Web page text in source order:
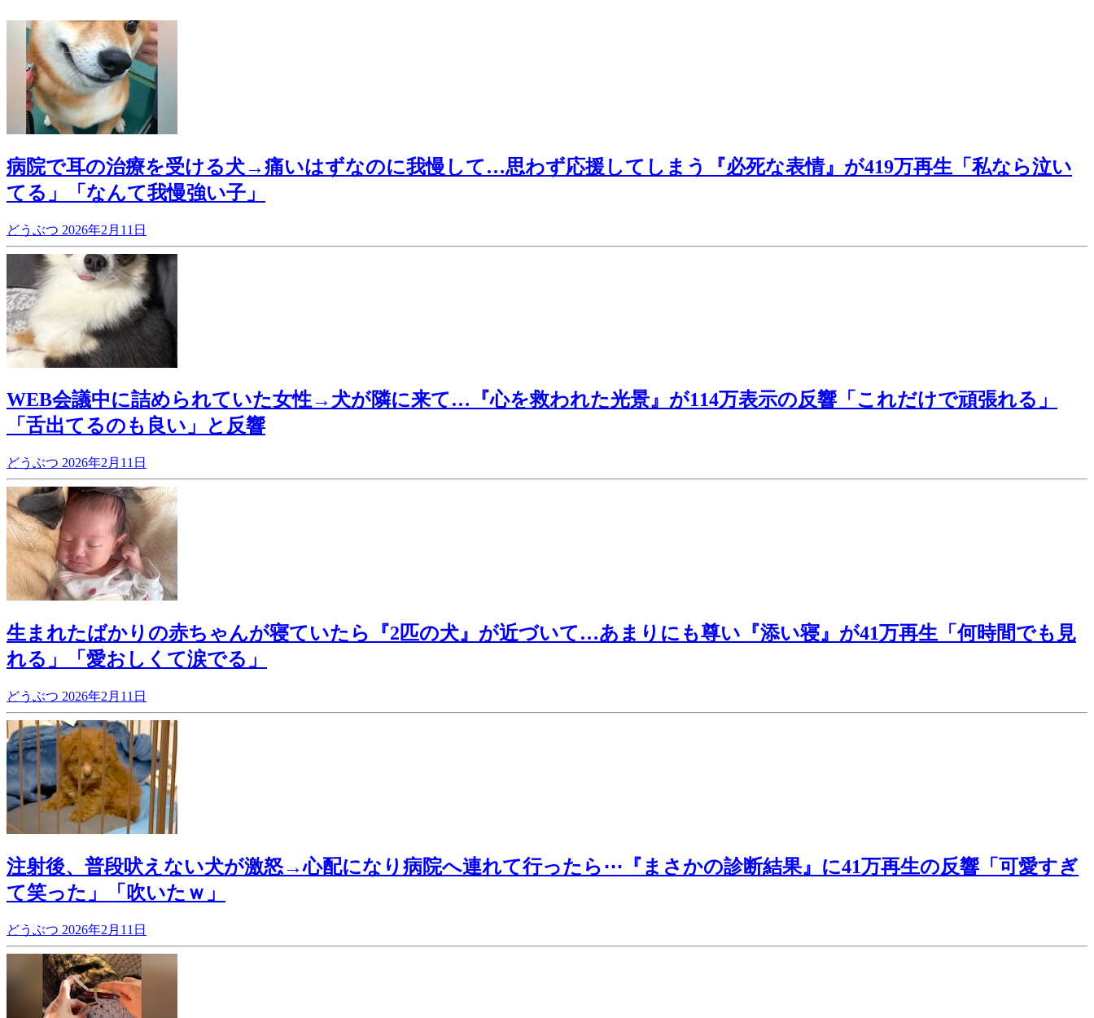
病院で耳の治療を受ける犬→痛いはずなのに我慢して…思わず応援してしまう『必死な表情』が419万再生「私なら泣い
てる」「なんて我慢強い子」
どうぶつ 2026年2月11日
WEB会議中に詰められていた女性→犬が隣に来て…『心を救われた光景』が114万表示の反響「これだけで頑張れる」
「舌出てるのも良い」と反響
どうぶつ 2026年2月11日
生まれたばかりの赤ちゃんが寝ていたら『2匹の犬』が近づいて…あまりにも尊い『添い寝』が41万再生「何時間でも見
れる」「愛おしくて涙でる」
どうぶつ 2026年2月11日
注射後、普段吠えない犬が激怒→心配になり病院へ連れて行ったら⋯『まさかの診断結果』に41万再生の反響「可愛すぎ
て笑った」「吹いたｗ」
どうぶつ 2026年2月11日